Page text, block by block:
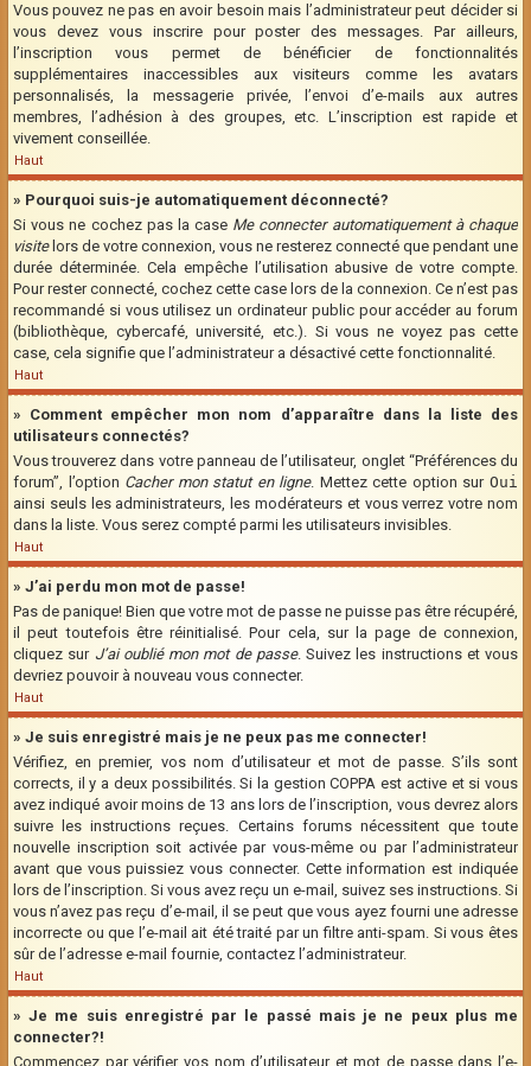
Vous pouvez ne pas en avoir besoin mais l’administrateur peut décider si
vous devez vous inscrire pour poster des messages. Par ailleurs,
l’inscription vous permet de bénéficier de fonctionnalités
supplémentaires inaccessibles aux visiteurs comme les avatars
personnalisés, la messagerie privée, l’envoi d’e-mails aux autres
membres, l’adhésion à des groupes, etc. L’inscription est rapide et
vivement conseillée.
Haut
» Pourquoi suis-je automatiquement déconnecté?
Si vous ne cochez pas la case Me connecter automatiquement à chaque
visitelors de votre connexion, vous ne resterez connecté que pendant une
durée déterminée. Cela empêche l’utilisation abusive de votre compte.
Pour rester connecté, cochez cette case lors de la connexion. Ce n’est pas
recommandé si vous utilisez un ordinateur public pour accéder au forum
(bibliothèque, cybercafé, université, etc.). Si vous ne voyez pas cette
case, cela signifie que l’administrateur a désactivé cette fonctionnalité.
Haut
» Comment empêcher mon nom d’apparaître dans la liste des
utilisateurs connectés?
Vous trouverez dans votre panneau de l’utilisateur, onglet “Préférences du
forum”, l’option Cacher mon statut en ligne. Mettez cette option surOui
ainsi seuls les administrateurs, les modérateurs et vous verrez votre nom
dans la liste. Vous serez compté parmi les utilisateurs invisibles.
Haut
» J’ai perdu mon mot de passe!
Pas de panique! Bien que votre mot de passe ne puisse pas être récupéré,
il peut toutefois être réinitialisé. Pour cela, sur la page de connexion,
cliquez sur J’ai oublié mon mot de passe. Suivez les instructions et vous
devriez pouvoir à nouveau vous connecter.
Haut
» Je suis enregistré mais je ne peux pas me connecter!
Vérifiez, en premier, vos nom d’utilisateur et mot de passe. S’ils sont
corrects, il y a deux possibilités. Si la gestion COPPA est active et si vous
avez indiqué avoir moins de 13 ans lors de l’inscription, vous devrez alors
suivre les instructions reçues. Certains forums nécessitent que toute
nouvelle inscription soit activée par vous-même ou par l’administrateur
avant que vous puissiez vous connecter. Cette information est indiquée
lors de l’inscription. Si vous avez reçu un e-mail, suivez ses instructions. Si
vous n’avez pas reçu d’e-mail, il se peut que vous ayez fourni une adresse
incorrecte ou que l’e-mail ait été traité par un filtre anti-spam. Si vous êtes
sûr de l’adresse e-mail fournie, contactez l’administrateur.
Haut
» Je me suis enregistré par le passé mais je ne peux plus me
connecter?!
Commencez par vérifier vos nom d’utilisateur et mot de passe dans l’e-